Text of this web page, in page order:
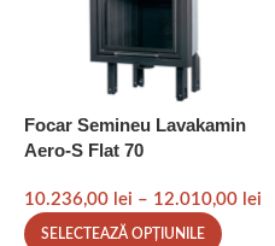
Focar Semineu Lavakamin
Aero-S Flat 70
10.236,00 lei – 12.010,00 lei
SELECTEAZĂ OPȚIUNILE